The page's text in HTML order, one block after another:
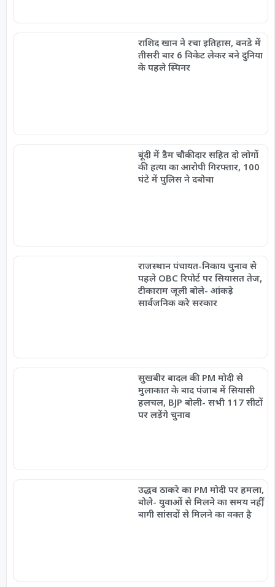
राशिद खान ने रचा इतिहास, वनडे में
तीसरी बार 6 विकेट लेकर बने दुनिया
के पहले स्पिनर
बूंदी में डैम चौकीदार सहित दो लोगों
की हत्या का आरोपी गिरफ्तार, 100
घंटे में पुलिस ने दबोचा
राजस्थान पंचायत-निकाय चुनाव से
पहले OBC रिपोर्ट पर सियासत तेज,
टीकाराम जूली बोले- आंकड़े
सार्वजनिक करे सरकार
सुखबीर बादल की PM मोदी से
मुलाकात के बाद पंजाब में सियासी
हलचल, BJP बोली- सभी 117 सीटों
पर लड़ेंगे चुनाव
उद्धव ठाकरे का PM मोदी पर हमला,
बोले- युवाओं से मिलने का समय नहीं,
बागी सांसदों से मिलने का वक्त है